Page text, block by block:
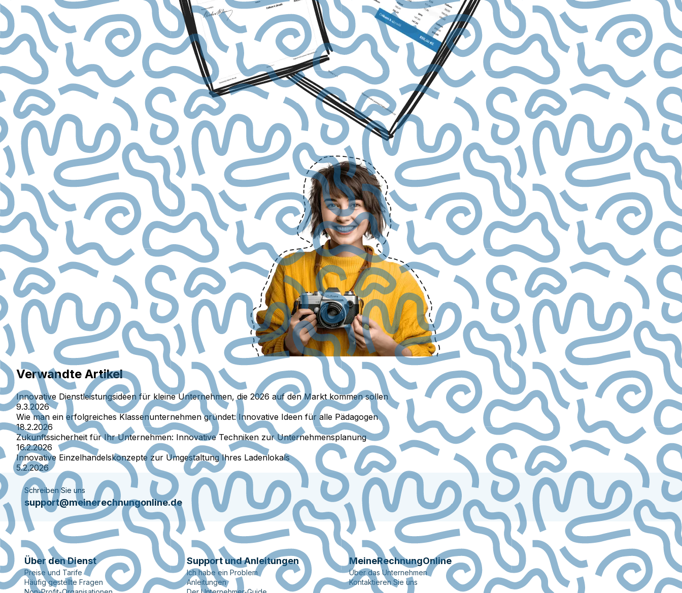
Verwandte Artikel
Innovative Dienstleistungsideen für kleine Unternehmen, die 2026 auf den Markt kommen sollen
9.3.2026
Wie man ein erfolgreiches Klassenunternehmen gründet: Innovative Ideen für alle Pädagogen
18.2.2026
Zukunftssicherheit für Ihr Unternehmen: Innovative Techniken zur Unternehmensplanung
16.2.2026
Innovative Einzelhandelskonzepte zur Umgestaltung Ihres Ladenlokals
5.2.2026
Schreiben Sie uns
support@meinerechnungonline.de
Über den Dienst
Preise und Tarife
Häufig gestellte Fragen
Support und Anleitungen
Ich habe ein Problem
Anleitungen
MeineRechnungOnline
Über das Unternehmen
Kontaktieren Sie uns